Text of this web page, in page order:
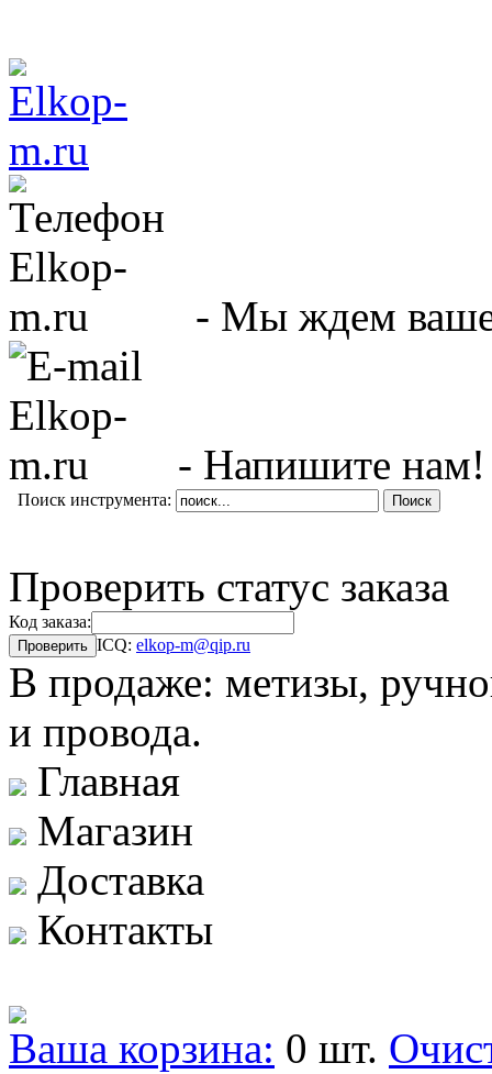
- Мы ждем
- Напишите нам!
Поиск инструмента:
Проверить статус заказа
Код заказа:
ICQ: elkop-m@qip.ru
В продаже: метизы,
и провода.
Главная
Магазин
Доставка
Контакты
Ваша корзина: 0 шт.